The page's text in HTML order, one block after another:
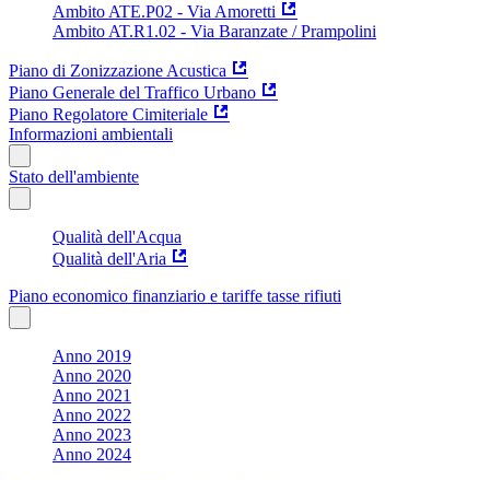
Ambito ATE.P02 - Via Amoretti
Ambito AT.R1.02 - Via Baranzate / Prampolini
Piano di Zonizzazione Acustica
Piano Generale del Traffico Urbano
Piano Regolatore Cimiteriale
Informazioni ambientali
Stato dell'ambiente
Qualità dell'Acqua
Qualità dell'Aria
Piano economico finanziario e tariffe tasse rifiuti
Anno 2019
Anno 2020
Anno 2021
Anno 2022
Anno 2023
Anno 2024